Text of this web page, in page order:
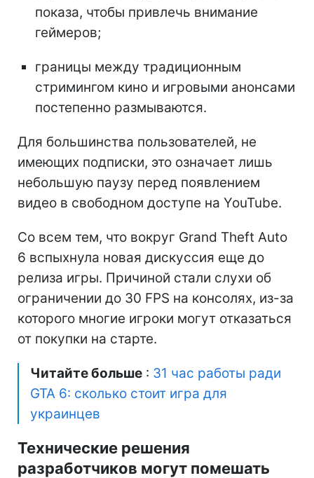
показа, чтобы привлечь внимание
геймеров;
границы между традиционным
стримингом кино и игровыми анонсами
постепенно размываются.
Для большинства пользователей, не
имеющих подписки, это означает лишь
небольшую паузу перед появлением
видео в свободном доступе на YouTube.
Со всем тем, что вокруг Grand Theft Auto
6 вспыхнула новая дискуссия еще до
релиза игры. Причиной стали слухи об
ограничении до 30 FPS на консолях, из-за
которого многие игроки могут отказаться
от покупки на старте.
Читайте больше : 31 час работы ради
GTA 6: сколько стоит игра для
украинцев
Технические решения
разработчиков могут помешать